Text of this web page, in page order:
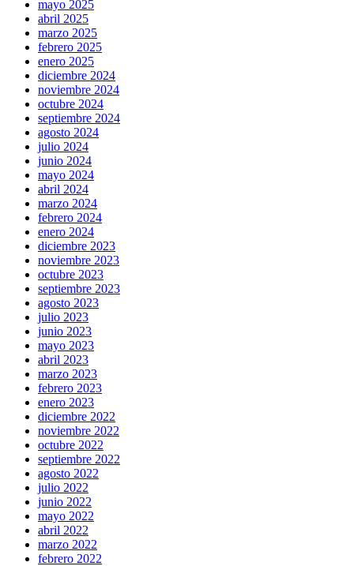
mayo 2025
abril 2025
marzo 2025
febrero 2025
enero 2025
diciembre 2024
noviembre 2024
octubre 2024
septiembre 2024
agosto 2024
julio 2024
junio 2024
mayo 2024
abril 2024
marzo 2024
febrero 2024
enero 2024
diciembre 2023
noviembre 2023
octubre 2023
septiembre 2023
agosto 2023
julio 2023
junio 2023
mayo 2023
abril 2023
marzo 2023
febrero 2023
enero 2023
diciembre 2022
noviembre 2022
octubre 2022
septiembre 2022
agosto 2022
julio 2022
junio 2022
mayo 2022
abril 2022
marzo 2022
febrero 2022